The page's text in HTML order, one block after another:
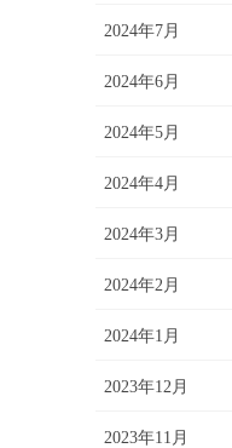
2024年7月
2024年6月
2024年5月
2024年4月
2024年3月
2024年2月
2024年1月
2023年12月
2023年11月